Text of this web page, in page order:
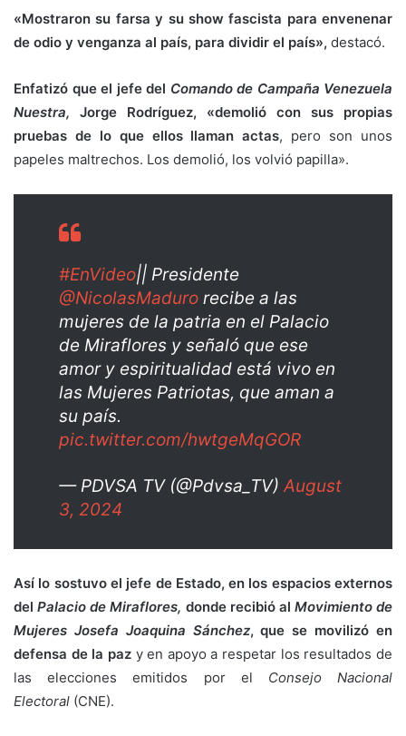
«Mostraron su farsa y su show fascista para envenenar
de odio y venganza al país, para dividir el país», destacó.
Enfatizó que el jefe del Comando de Campaña Venezuela
Nuestra, Jorge Rodríguez, «demolió con sus propias
pruebas de lo que ellos llaman actas, pero son unos
papeles maltrechos. Los demolió, los volvió papilla».
#EnVideo|| Presidente
@NicolasMaduro recibe a las
mujeres de la patria en el Palacio
de Miraflores y señaló que ese
amor y espiritualidad está vivo en
las Mujeres Patriotas, que aman a
su país.
pic.twitter.com/hwtgeMqGOR
— PDVSA TV (@Pdvsa_TV) August
3, 2024
Así lo sostuvo el jefe de Estado, en los espacios externos
delPalacio de Miraflores, donde recibió al Movimiento de
Mujeres Josefa Joaquina Sánchez, que se movilizó en
defensa de la pazy en apoyo a respetar los resultados de
las elecciones emitidos por el Consejo Nacional
Electoral (CNE).